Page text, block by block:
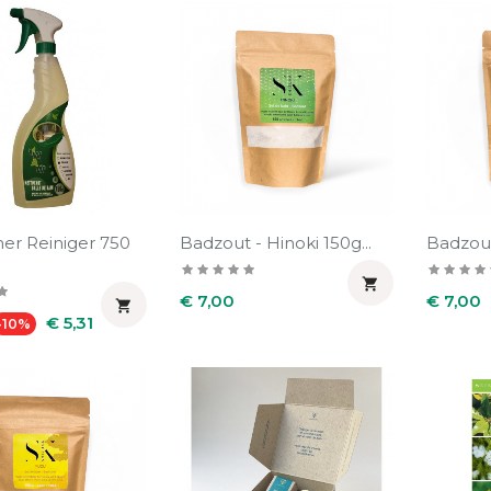
Reiniger 750
10% Prijs
€ 5,31

Badzout - Hinoki 150g...
Prijs
€ 7,00

Prijs
€ 7,00